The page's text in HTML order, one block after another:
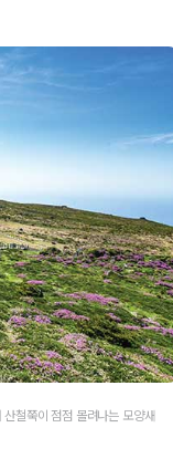
철쭉이 점점 몰려나는 모양새